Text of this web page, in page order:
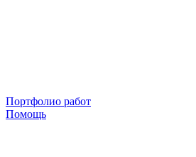
Портфолио работ
Помощь